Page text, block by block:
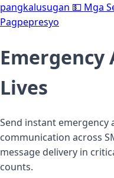
pangkalusugan 💵 Mga
Pagpepresyo
Emergency
Lives
Send instant
communication across
message delivery in
counts.